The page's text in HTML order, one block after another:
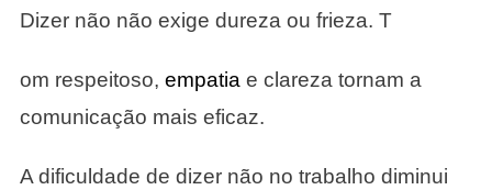
Dizer não não exige dureza ou frieza. T
om respeitoso, empatiae clareza tornam a
comunicação mais eficaz.
A dificuldade de dizer não no trabalho diminui